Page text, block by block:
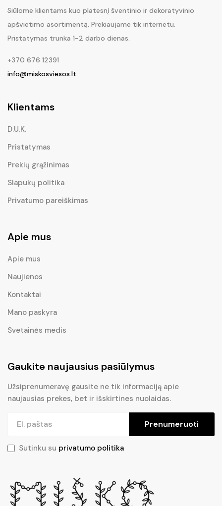
Siūlome klientams kuo platesnį šventinio ir dekoratyvinio
apšvietimo asortimentą. Prekiaujame tik internetu.
Pristatymas trunka 1-2 darbo dienas.
+370 676 12391
info@miskosviesos.lt
Klientams
D.U.K.
Pristatymas
Prekių grąžinimas
Slapukų politika
Privatumo pareiškimas
Apie mus
Apie mus
Naujienos
Kontaktai
Mano paskyra
Svetainės medis
Gaukite naujausius pasiūlymus
Užsiprenumeravę gausite ne tik informaciją apie
naujausias prekes, bet ir išskirtines nuolaidas.
Prenumeruoti
Sutinku su privatumo politika